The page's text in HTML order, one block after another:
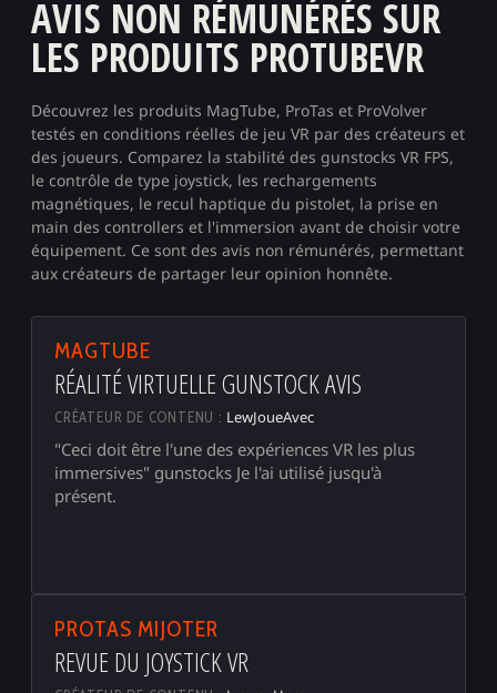
AVIS NON RÉMUNÉRÉS SUR
LES PRODUITS PROTUBEVR
Découvrez les produits MagTube, ProTas et ProVolver
testés en conditions réelles de jeu VR par des créateurs et
des joueurs. Comparez la stabilité des gunstocks VR FPS,
le contrôle de type joystick, les rechargements
magnétiques, le recul haptique du pistolet, la prise en
main des controllers et l'immersion avant de choisir votre
équipement. Ce sont des avis non rémunérés, permettant
aux créateurs de partager leur opinion honnête.
▶
MAGTUBE
RÉALITÉ VIRTUELLE GUNSTOCK AVIS
CRÉATEUR DE CONTENU : LewJoueAvec
"Ceci doit être l'une des expériences VR les plus
immersives" gunstocks Je l'ai utilisé jusqu'à
présent.
▶
PROTAS MIJOTER
REVUE DU JOYSTICK VR